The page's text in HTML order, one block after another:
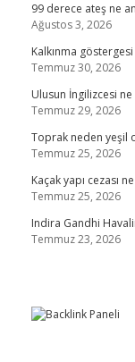
99 derece ateş ne
Ağustos 3, 2026
Kalkınma
Temmuz 30, 2026
Ulusun İngilizcesi ne
Temmuz 29, 2026
Toprak neden yeşil
Temmuz 25, 2026
Kaçak yapı cezası
Temmuz 25, 2026
Indira Gandhi
Temmuz 23, 2026